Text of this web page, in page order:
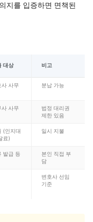
지를 입증하면 면책된
대상 비고
사 사무
분납 가능
사 사무
법정 대리권
제한 있음
(인지대
료)
일시 지불
발급 등
본인 직접 부
담
변호사 선임
기준